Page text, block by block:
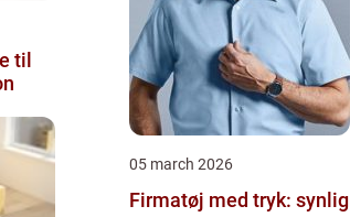
til
05 march 2026
Firmatøj med tryk: synlig